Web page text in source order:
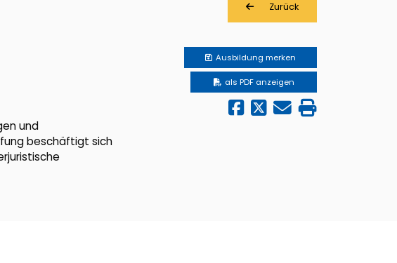
Zurück
und
beschäftigt sich
Ausbildung merken
als PDF anzeigen